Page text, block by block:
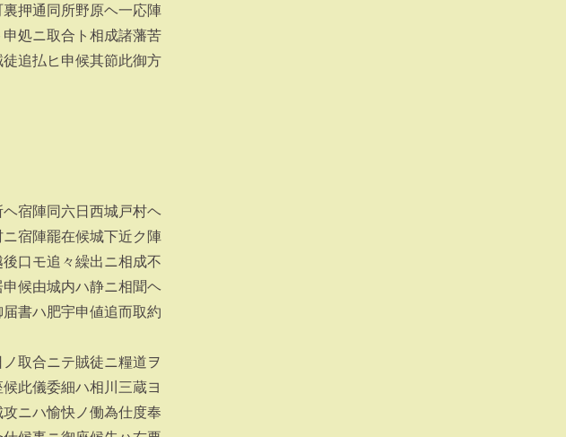
押通同所野原ヘ一応陣
処ニ取合ト相成諸藩苦
追払ヒ申候其節此御方
宿陣同六日西城戸村ヘ
宿陣罷在候城下近ク陣
口モ追々繰出ニ相成不
候由城内ハ静ニ相聞ヘ
書ハ肥宇申値追而取約
取合ニテ賊徒ニ糧道ヲ
此儀委細ハ相川三蔵ヨ
ニハ愉快ノ働為仕度奉